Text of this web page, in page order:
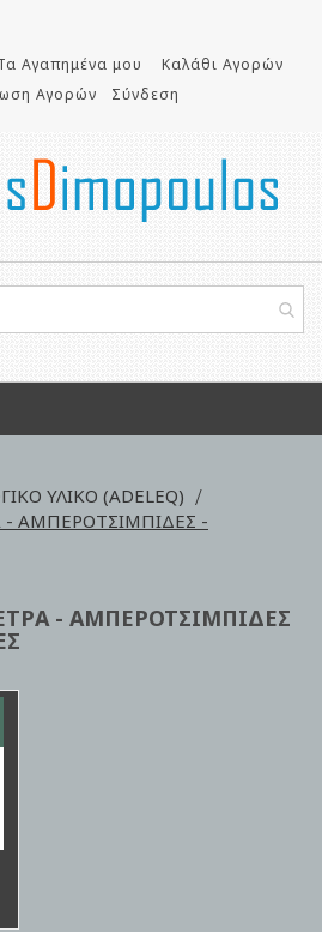
περιεχόμενο
Αγαπημένα μου
Καλάθι Αγορών
Αγορών
Σύνδεση
ΥΛΙΚΟ (ADELEQ)
ΑΜΠΕΡΟΤΣΙΜΠΙΔΕΣ -
- ΑΜΠΕΡΟΤΣΙΜΠΙΔΕΣ